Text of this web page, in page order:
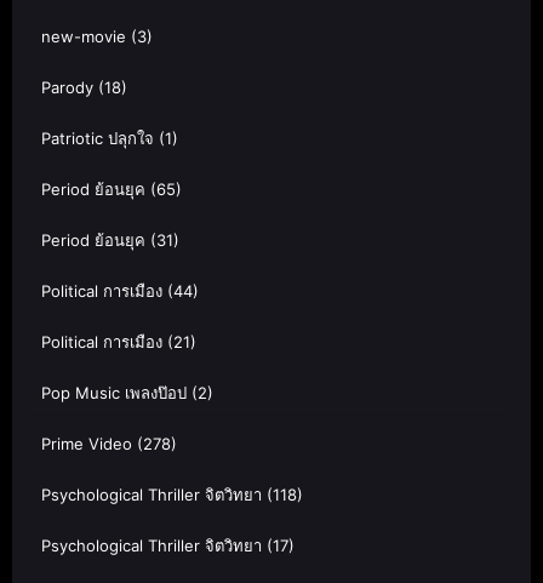
new-movie (3)
Parody (18)
Patriotic ปลุกใจ (1)
Period ย้อนยุค (65)
Period ย้อนยุค (31)
Political การเมือง (44)
Political การเมือง (21)
Pop Music เพลงป๊อป (2)
Prime Video (278)
Psychological Thriller จิตวิทยา (118)
Psychological Thriller จิตวิทยา (17)